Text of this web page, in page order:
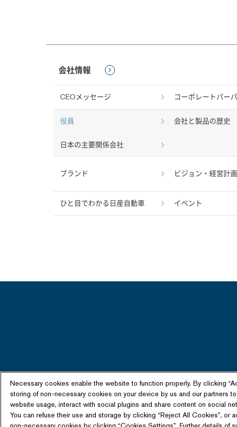
ピノーサは、就任直後に経営再建計画
プロフィール詳細
まで、全ての車両開発を統括しています。ま
プロフィール詳細
責任者としてグローバルに生産とサプライチ
プロフィール詳細
会社情報
CEOメッセージ コーポレートパー
役員 会社と製品の歴史
日本の主要関係会社
ブランド ビジョン・経営計画
ひと目でわかる日産自動車 イベント
商品情報サ
Necessary cookies enable the website to function properly. By clicking
storing of non-necessary cookies on your device by us and our partners
website usage, interact with social plugins and share content on social
You can refuse their use and storage by clicking “Reject All Cookies”, or